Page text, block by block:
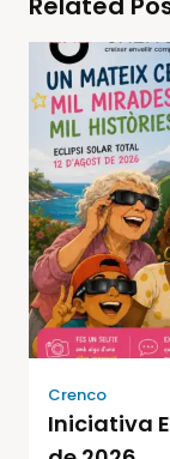
Crenco
Iniciativa